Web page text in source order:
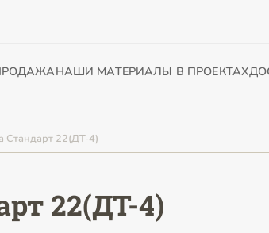
НАШИ МАТЕРИАЛЫ В ПРОЕКТАХ
Стандарт 22(ДТ-4)
22(ДТ-4)